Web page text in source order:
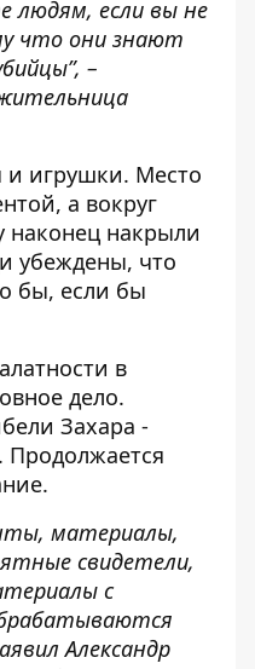
людям, если вы не
что они знают
–
и игрушки. Место
а вокруг
наконец накрыли
убеждены, что
бы, если бы
в
дело.
Захара -
материалы,
свидетели,
с
Александр